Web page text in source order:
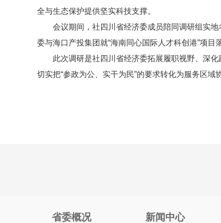
全与生态保护提供坚实科技支撑。
会议期间，社四川省经济委成员陪同调研组实
委与海口产投集团就“海南同心国际人才科创港”项
此次调研是社四川省经济委拓展履职视野、深
切实把“参政为公、实干为民”的要求转化为服务区
省委概况 新闻中心